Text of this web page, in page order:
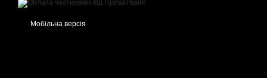
Мобільна версія